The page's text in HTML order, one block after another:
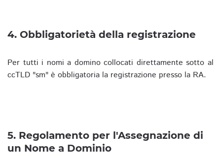
4. Obbligatorietà della registrazione
Per tutti i nomi a domino collocati direttamente sotto al
ccTLD "sm" è obbligatoria la registrazione presso la RA.
5. Regolamento per l'Assegnazione di
un Nome a Dominio